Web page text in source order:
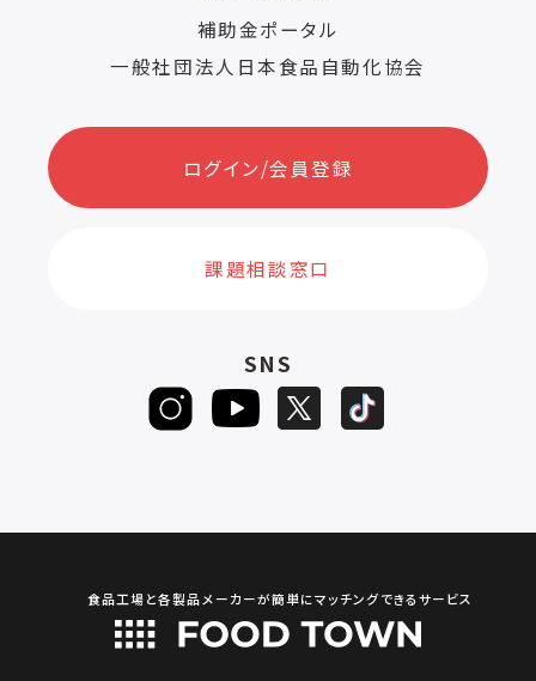
補助金ポータル
一般社団法人日本食品自動化協会
ログイン/会員登録
課題相談窓口
SNS
食品工場と各製品メーカーが簡単にマッチングできるサービス